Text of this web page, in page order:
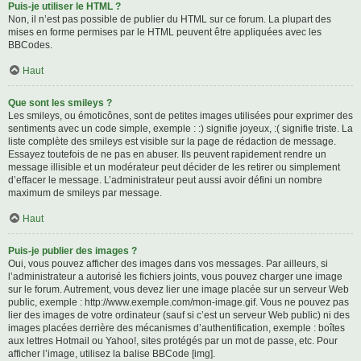
Puis-je utiliser le HTML ?
Non, il n’est pas possible de publier du HTML sur ce forum. La plupart des
mises en forme permises par le HTML peuvent être appliquées avec les
BBCodes.
Haut
Que sont les smileys ?
Les smileys, ou émoticônes, sont de petites images utilisées pour exprimer des
sentiments avec un code simple, exemple : :) signifie joyeux, :( signifie triste. La
liste complète des smileys est visible sur la page de rédaction de message.
Essayez toutefois de ne pas en abuser. Ils peuvent rapidement rendre un
message illisible et un modérateur peut décider de les retirer ou simplement
d’effacer le message. L’administrateur peut aussi avoir défini un nombre
maximum de smileys par message.
Haut
Puis-je publier des images ?
Oui, vous pouvez afficher des images dans vos messages. Par ailleurs, si
l’administrateur a autorisé les fichiers joints, vous pouvez charger une image
sur le forum. Autrement, vous devez lier une image placée sur un serveur Web
public, exemple : http://www.exemple.com/mon-image.gif. Vous ne pouvez pas
lier des images de votre ordinateur (sauf si c’est un serveur Web public) ni des
images placées derrière des mécanismes d’authentification, exemple : boîtes
aux lettres Hotmail ou Yahoo!, sites protégés par un mot de passe, etc. Pour
afficher l’image, utilisez la balise BBCode [img].